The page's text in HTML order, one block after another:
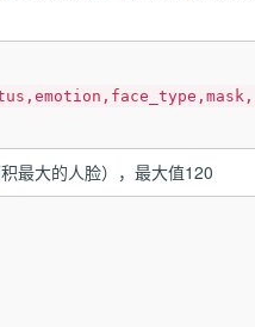
最大的人脸），最大值120